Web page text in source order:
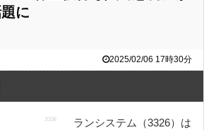
に
2025/02/06 17時30分
ランシステム（3326）は